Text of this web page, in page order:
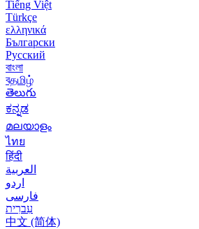
Tiếng Việt
Türkçe
ελληνικά
Български
Русский
বাংলা
বதமிழ்
తెలుగు
ಕನ್ನಡ
മലയാളം
ไทย
हिंदी
العربية
اردو
فارسی
עִברִית
中文 (简体)